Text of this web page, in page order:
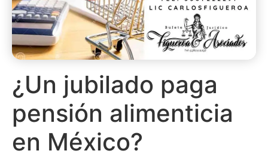
¿Un jubilado paga
pensión alimenticia
en México?